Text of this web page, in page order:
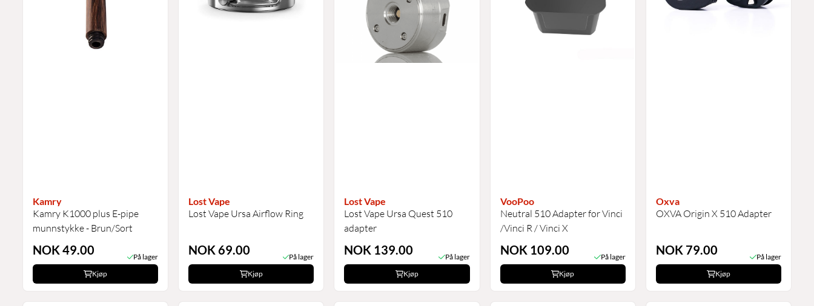
Kamry
Kamry K1000 plus E-pipe
munnstykke - Brun/Sort
NOK 49.00
På lager
Kjøp
Lost Vape
Lost Vape Ursa Airflow Ring
NOK 69.00
På lager
Kjøp
Lost Vape
Lost Vape Ursa Quest 510
adapter
NOK 139.00
På lager
Kjøp
VooPoo
Neutral 510 Adapter for Vinci
/Vinci R / Vinci X
NOK 109.00
På lager
Kjøp
Oxva
OXVA Origin X 510 Adapter
NOK 79.00
På lager
Kjøp